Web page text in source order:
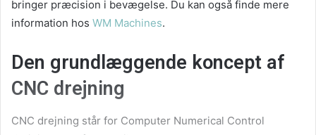
bringer præcision i bevægelse. Du kan også finde mere
information hos WM Machines.
Den grundlæggende koncept af
CNC drejning
CNC drejning står for Computer Numerical Control